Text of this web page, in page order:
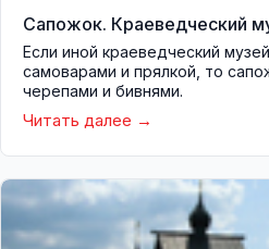
Сапожок. Краеведческий
Если иной краеведческий
самоварами и прялкой, то
черепами и бивнями.
Читать далее